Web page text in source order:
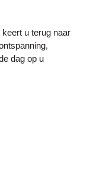
u terug naar
dag op u